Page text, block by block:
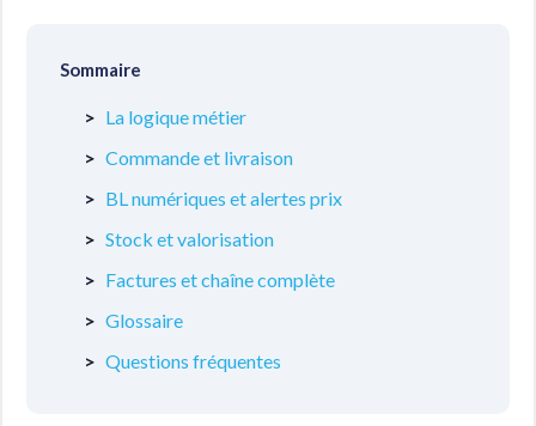
Sommaire
La logique métier
Commande et livraison
BL numériques et alertes prix
Stock et valorisation
Factures et chaîne complète
Glossaire
Questions fréquentes